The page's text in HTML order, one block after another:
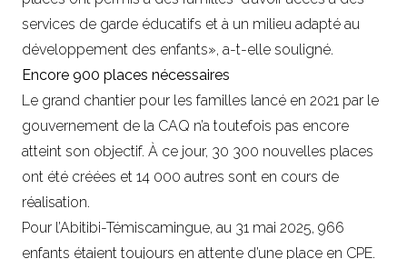
services de garde éducatifs et à un milieu adapté au
développement des enfants», a-t-elle souligné.
Encore 900 places nécessaires
Le grand chantier pour les familles lancé en 2021 par le
gouvernement de la CAQ n’a toutefois pas encore
atteint son objectif. À ce jour, 30 300 nouvelles places
ont été créées et 14 000 autres sont en cours de
réalisation.
Pour l’Abitibi-Témiscamingue, au 31 mai 2025, 966
enfants étaient toujours en attente d’une place en CPE.